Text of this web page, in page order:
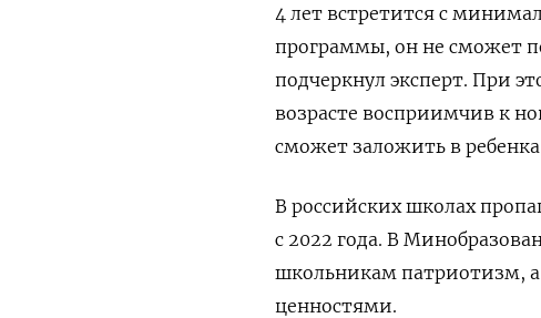
4 лет встретится с
программы, он не сможет
подчеркнул эксперт. При
возрасте восприимчив к
сможет заложить в
В российских школах
с 2022 года. В
школьникам патриотизм,
ценностями.